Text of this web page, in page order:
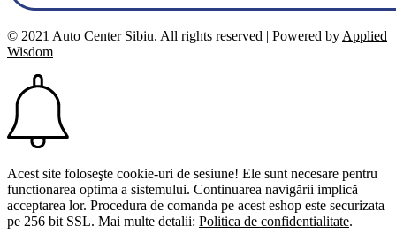
© 2021 Auto Center Sibiu. All rights reserved | Powered by Applied
Wisdom
Acest site foloseşte cookie-uri de sesiune! Ele sunt necesare pentru
functionarea optima a sistemului. Continuarea navigării implică
acceptarea lor. Procedura de comanda pe acest eshop este securizata
pe 256 bit SSL. Mai multe detalii: Politica de confidentialitate.